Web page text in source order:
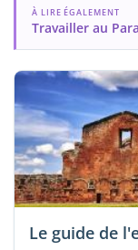
À LIRE ÉGALEMENT
Travailler au
Le guide de